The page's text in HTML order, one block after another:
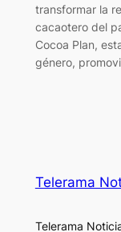
transformar la
cacaotero del
Cocoa Plan,
género,
Telerama
Telerama